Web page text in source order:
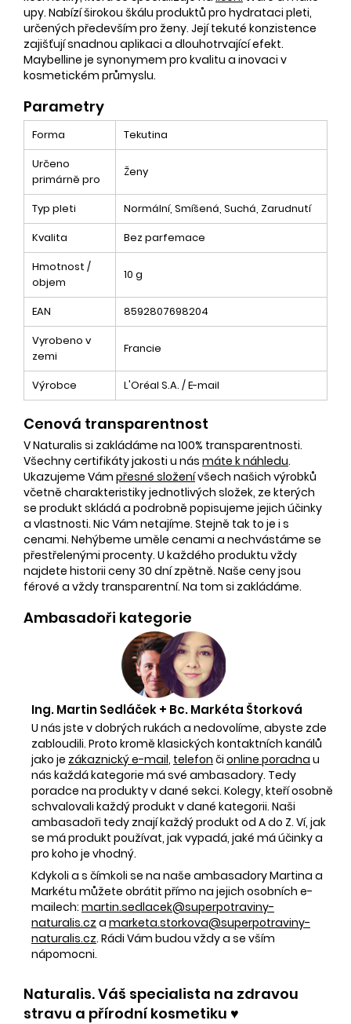
upy. Nabízí širokou škálu produktů pro hydrataci pleti,
určených především pro ženy. Její tekuté konzistence
zajišťují snadnou aplikaci a dlouhotrvající efekt.
Maybelline je synonymem pro kvalitu a inovaci v
kosmetickém průmyslu.
Parametry
Forma
Tekutina
Určeno
primárně pro
Ženy
Typ pleti
Normální, Smíšená, Suchá, Zarudnutí
Kvalita
Bez parfemace
Hmotnost /
objem
10 g
EAN
8592807698204
Vyrobeno v
zemi
Francie
Výrobce L'Oréal S.A. / E-mail
Cenová transparentnost
V Naturalis si zakládáme na 100% transparentnosti.
Všechny certifikáty jakosti u nás máte k náhledu.
Ukazujeme Vám přesné složenívšech našich výrobků
včetně charakteristiky jednotlivých složek, ze kterých
se produkt skládá a podrobně popisujeme jejich účinky
a vlastnosti. Nic Vám netajíme. Stejně tak to je i s
cenami. Nehýbeme uměle cenami a nechvástáme se
přestřelenými procenty. U každého produktu vždy
najdete historii ceny 30 dní zpětně. Naše ceny jsou
férové a vždy transparentní. Na tom si zakládáme.
Ambasadoři kategorie
Ing. Martin Sedláček + Bc. Markéta Štorková
U nás jste v dobrých rukách a nedovolíme, abyste zde
zabloudili. Proto kromě klasických kontaktních kanálů
jako je zákaznický e-mail, telefon či online poradna u
nás každá kategorie má své ambasadory. Tedy
poradce na produkty v dané sekci. Kolegy, kteří osobně
schvalovali každý produkt v dané kategorii. Naši
ambasadoři tedy znají každý produkt od A do Z. Ví, jak
se má produkt používat, jak vypadá, jaké má účinky a
pro koho je vhodný.
Kdykoli a s čímkoli se na naše ambasadory Martina a
Markétu můžete obrátit přímo na jejich osobních e-
mailech: martin.sedlacek@superpotraviny-
naturalis.cz a marketa.storkova@superpotraviny-
naturalis.cz. Rádi Vám budou vždy a se vším
nápomocni.
Naturalis. Váš specialista na zdravou
stravu a přírodní kosmetiku ♥️